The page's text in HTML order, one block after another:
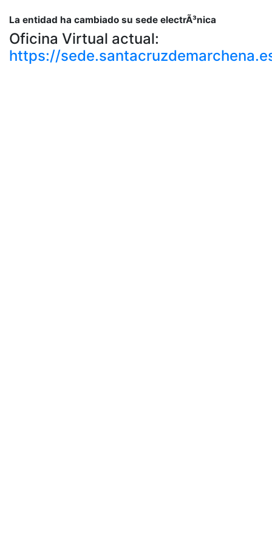
La entidad ha cambiado su sede electrÃ³nica
Oficina Virtual actual:
https://